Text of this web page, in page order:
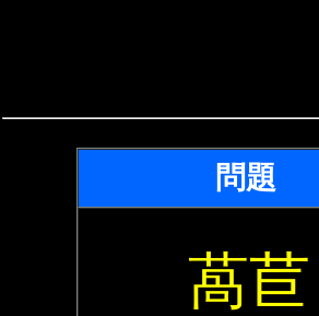
問題
萵苣